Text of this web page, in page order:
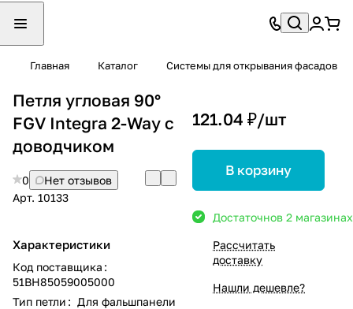
Главная Каталог Системы для открывания фасадов
Петля угловая 90°
FGV Integra 2-Way с
доводчиком
0
Нет отзывов
Арт. 10133
Характеристики
Код поставщика :
51BH85059005000
Тип петли : Для фальшпанели
121.04 ₽/шт
В корзину
Достаточнов 2 магазинах
Рассчитать
доставку
Нашли дешевле?